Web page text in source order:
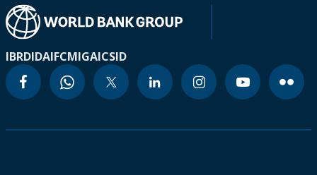
IBRDIDAIFCMIGAICSID